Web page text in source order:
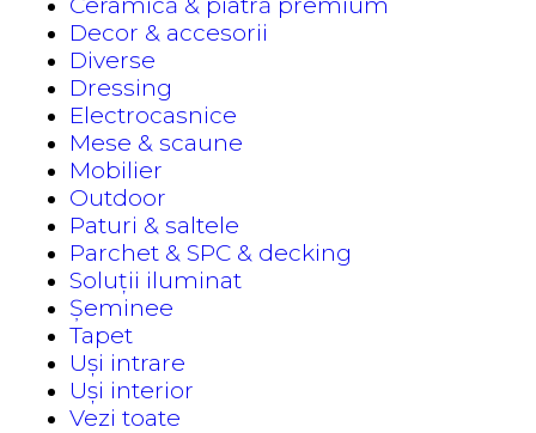
Decor & accesorii
Diverse
Dressing
Electrocasnice
Mese & scaune
Mobilier
Outdoor
Paturi & saltele
Parchet & SPC & decking
Soluții iluminat
Șeminee
Tapet
Uși intrare
Uși interior
Vezi toate